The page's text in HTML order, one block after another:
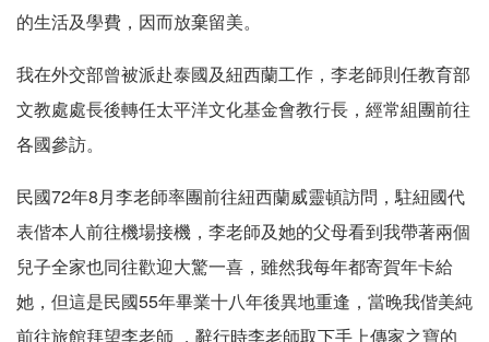
的生活及學費，因而放棄留美。
我在外交部曾被派赴泰國及紐西蘭工作，李老師則任教育部
文教處處長後轉任太平洋文化基金會教行長，經常組團前往
各國參訪。
民國72年8月李老師率團前往紐西蘭威靈頓訪問，駐紐國代
表偕本人前往機場接機，李老師及她的父母看到我帶著兩個
兒子全家也同往歡迎大驚一喜，雖然我每年都寄賀年卡給
她，但這是民國55年畢業十八年後異地重逢，當晚我偕美純
前往旅館拜望李老師 ，辭行時李老師取下手上傳家之寶的